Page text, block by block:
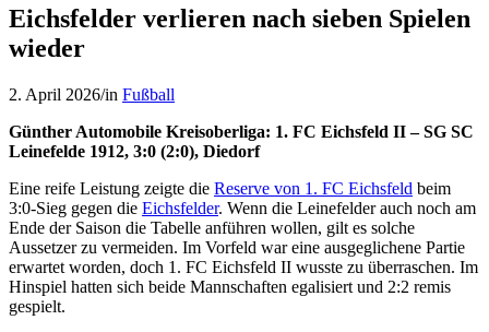
Eichsfelder verlieren nach sieben Spielen
wieder
2. April 2026/in Fußball
Günther Automobile Kreisoberliga: 1. FC Eichsfeld II – SG SC
Leinefelde 1912, 3:0 (2:0), Diedorf
Eine reife Leistung zeigte die Reserve von 1. FC Eichsfeld beim
3:0-Sieg gegen die Eichsfelder. Wenn die Leinefelder auch noch am
Ende der Saison die Tabelle anführen wollen, gilt es solche
Aussetzer zu vermeiden. Im Vorfeld war eine ausgeglichene Partie
erwartet worden, doch 1. FC Eichsfeld II wusste zu überraschen. Im
Hinspiel hatten sich beide Mannschaften egalisiert und 2:2 remis
gespielt.